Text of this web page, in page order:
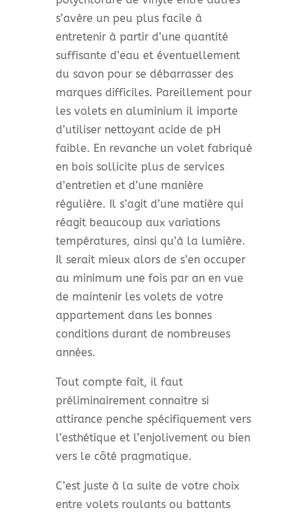
s’avère un peu plus facile à
entretenir à partir d’une quantité
suffisante d’eau et éventuellement
du savon pour se débarrasser des
marques difficiles. Pareillement pour
les volets en aluminium il importe
d’utiliser nettoyant acide de pH
faible. En revanche un volet fabriqué
en bois sollicite plus de services
d’entretien et d’une manière
régulière. Il s’agit d’une matière qui
réagit beaucoup aux variations
températures, ainsi qu’à la lumière.
Il serait mieux alors de s’en occuper
au minimum une fois par an en vue
de maintenir les volets de votre
appartement dans les bonnes
conditions durant de nombreuses
années.
Tout compte fait, il faut
préliminairement connaitre si
attirance penche spécifiquement vers
l’esthétique et l’enjolivement ou bien
vers le côté pragmatique.
C’est juste à la suite de votre choix
entre volets roulants ou battants